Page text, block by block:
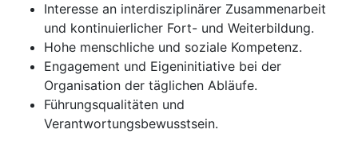
Interesse an interdisziplinärer Zusammenarbeit
und kontinuierlicher Fort- und Weiterbildung.
Hohe menschliche und soziale Kompetenz.
Engagement und Eigeninitiative bei der
Organisation der täglichen Abläufe.
Führungsqualitäten und
Verantwortungsbewusstsein.